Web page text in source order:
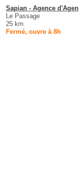
Sapian - Agence d'Agen
Le Passage
25 km
Fermé, ouvre à 8h